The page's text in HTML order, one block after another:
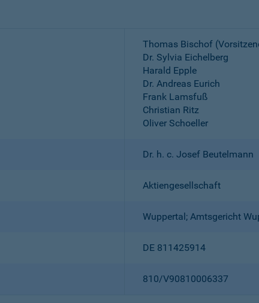
Thomas Bischof
Dr. Sylvia Eichelberg
Harald Epple
Dr. Andreas Eurich
Frank Lamsfuß
Christian Ritz
Oliver Schoeller
Dr. h. c. Josef Beutelmann
Aktiengesellschaft
Wuppertal; Amtsgericht
DE 811425914
810/V90810006337